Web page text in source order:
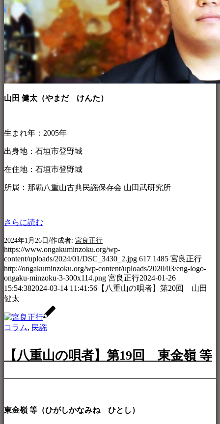
山田 健太（やまだ けんた）
生まれ年：2005年
出身地：石垣市登野城
在住地：石垣市登野城
所属：那覇八重山古典民謡保存会 山田武研究所
さらに読む
2024年1月26日 /作成者: 宮良正行
https://www.ongakuminzoku.org/wp-
content/uploads/2024/01/DSC_3430_2.jpg 617 1485 宮良正行
http://ongakuminzoku.org/wp-content/uploads/2020/03/eng-logo-
ongaku-minzoku-3-300x114.png 宮良正行2024-01-26
15:54:382024-03-14 11:41:56 【八重山の唄者】第20回 山田
健太
コラム, 民謡
【八重山の唄者】第19回 東金嶺 等
東金嶺 等（ひがしかなみね ひとし）